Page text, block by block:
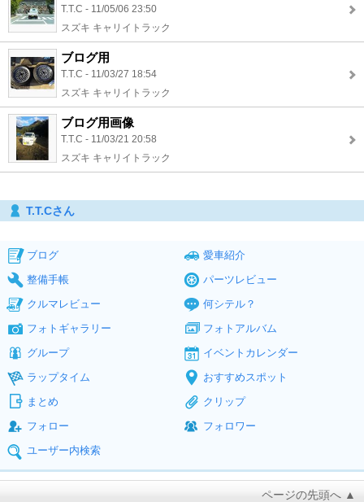
T.T.C - 11/05/06 23:50
スズキ キャリイトラック
ブログ用
T.T.C - 11/03/27 18:54
スズキ キャリイトラック
ブログ用画像
T.T.C - 11/03/21 20:58
スズキ キャリイトラック
T.T.Cさん
ブログ
愛車紹介
整備手帳
パーツレビュー
クルマレビュー
何シテル？
フォトギャラリー
フォトアルバム
グループ
イベントカレンダー
ラップタイム
おすすめスポット
まとめ
クリップ
フォロー
フォロワー
ユーザー内検索
ページの先頭へ ▲